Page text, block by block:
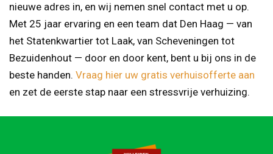
nieuwe adres in, en wij nemen snel contact met u op.
Met 25 jaar ervaring en een team dat Den Haag — van
het Statenkwartier tot Laak, van Scheveningen tot
Bezuidenhout — door en door kent, bent u bij ons in de
beste handen. Vraag hier uw gratis verhuisofferte aan
en zet de eerste stap naar een stressvrije verhuizing.